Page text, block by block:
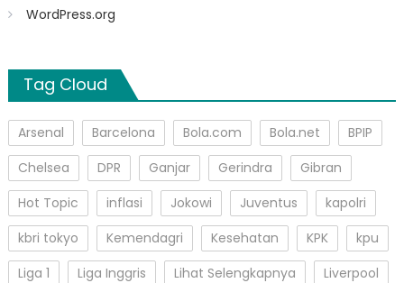
WordPress.org
Tag Cloud
Arsenal Barcelona Bola.com Bola.net
BPIP
Chelsea
DPR Ganjar Gerindra
Gibran
Hot Topic
inflasi Jokowi Juventus
kapolri
kbri tokyo
Kemendagri Kesehatan KPK
kpu
Liga 1
Liga Inggris Lihat Selengkapnya
Liverpool